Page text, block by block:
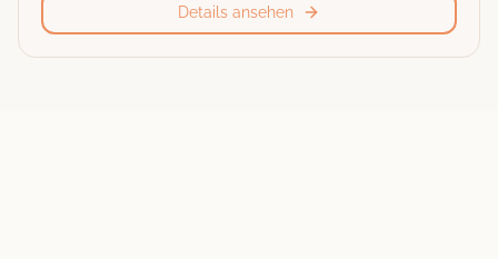
Details ansehen